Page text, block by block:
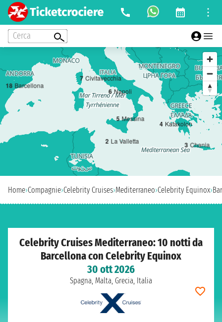
Cerca
18 Barcellona
2 La Valletta 3 Chania
4 Katakolon
5 Messina
6 Napoli
7 Civitavecchia
Home›Compagnie›Celebrity Cruises›Mediterraneo›Celebrity Equinox›
Celebrity Cruises Mediterraneo: 10 notti da
Barcellona con Celebrity Equinox
30 ott 2026
Spagna, Malta, Grecia, Italia